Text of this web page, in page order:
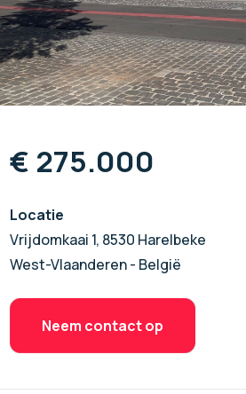
€ 275.000
Locatie
Vrijdomkaai 1, 8530 Harelbeke
West-Vlaanderen - België
Neem contact op
Neem contact op